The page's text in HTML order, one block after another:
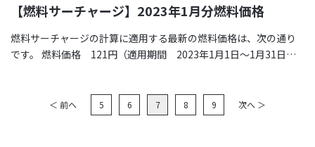
【燃料サーチャージ】2023年1月分燃料価格
燃料サーチャージの計算に適用する最新の燃料価格は、次の通り
です。 燃料価格 121円（適用期間 2023年1月1日～1月31日）
＜ 前へ 5 6 7 8 9 次へ ＞